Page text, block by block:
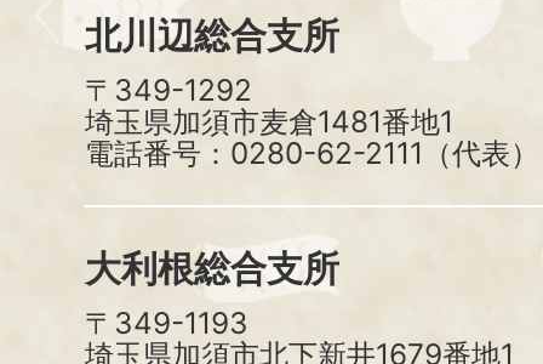
北川辺総合支所
〒349-1292
埼玉県加須市麦倉1481番地1
電話番号：0280-62-2111（代表）
大利根総合支所
〒349-1193
埼玉県加須市北下新井1679番地1